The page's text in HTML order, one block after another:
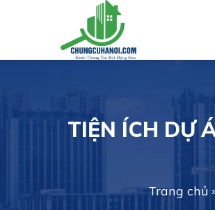
TIỆN ÍCH DỰ
Trang chủ